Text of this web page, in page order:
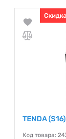
TENDA (S16)
Код товара: